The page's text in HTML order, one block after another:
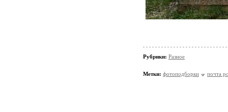
Рубрики: Разное
Метки: фотоподборки почта